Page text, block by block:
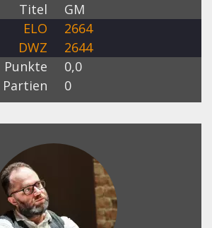
Titel
GM
ELO
2664
DWZ
2644
Punkte
0,0
Partien
0